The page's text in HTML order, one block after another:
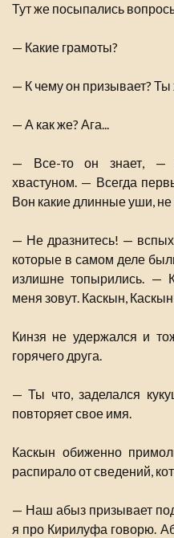
Тут же посыпались
— Какие грамоты?
— К чему он призывает? Ты
— А как же? Ага...
— Все-то он знает, —
хвастуном. — Всегда
Вон какие длинные уши,
— Не дразнитесь! —
которые в самом деле
излишне топырились. —
меня зовут. Каскын,
Кинзя не удержался и
горячего друга.
— Ты что, заделался
повторяет свое имя.
Каскын обиженно
распирало от сведений,
— Наш абыз призывает
я про Кирилуфа говорю.